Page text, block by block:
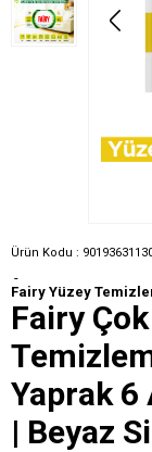
Ürün Kodu :
-
Fairy Yüzey
Fairy
Yaprak 6
| Beyaz